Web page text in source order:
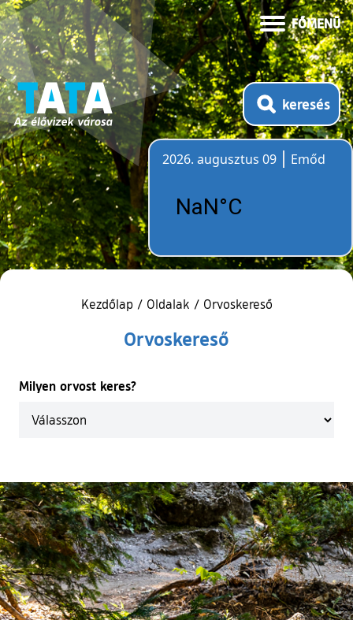
FŐMENÜ
keresés
2026. augusztus 09
Emőd
Kezdőlap / Oldalak / Orvoskereső
Orvoskereső
Milyen orvost keres?